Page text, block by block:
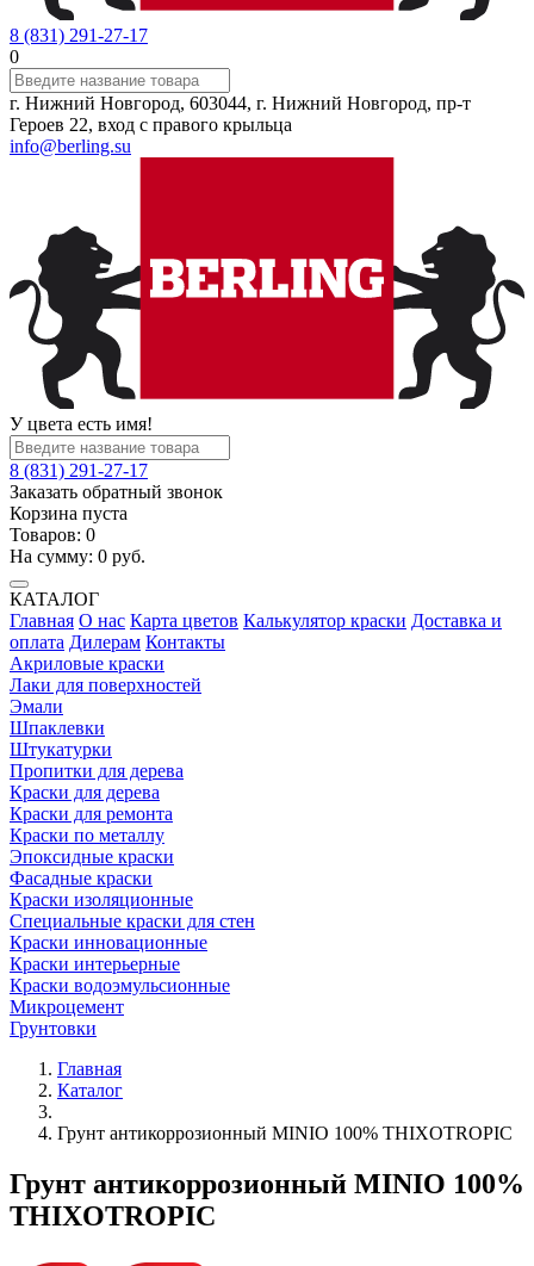
8 (831) 291-27-17
0
г. Нижний Новгород, 603044, г. Нижний Новгород, пр-т
Героев 22, вход с правого крыльца
info@berling.su
У цвета есть имя!
8 (831) 291-27-17
Заказать обратный звонок
Корзина пуста
Товаров: 0
На сумму: 0 руб.
КАТАЛОГ
Главная О нас Карта цветов Калькулятор краски Доставка и
оплата Дилерам Контакты
Акриловые краски
Лаки для поверхностей
Эмали
Шпаклевки
Штукатурки
Пропитки для дерева
Краски для дерева
Краски для ремонта
Краски по металлу
Эпоксидные краски
Фасадные краски
Краски изоляционные
Специальные краски для стен
Краски инновационные
Краски интерьерные
Краски водоэмульсионные
Микроцемент
Грунтовки
Главная
Каталог
Грунт антикоррозионный MINIO 100% THIXOTROPIC
Грунт антикоррозионный MINIO 100%
THIXOTROPIC